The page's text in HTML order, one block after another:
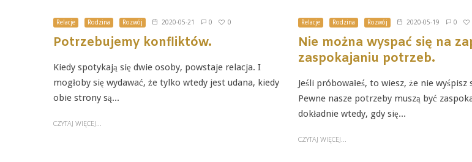
Relacje Rodzina Rozwój 2020-05-21 0 0
Potrzebujemy konfliktów.
Kiedy spotykają się dwie osoby, powstaje relacja. I
mogłoby się wydawać, że tylko wtedy jest udana, kiedy
obie strony są...
CZYTAJ WIĘCEJ...
Relacje Rodzina Rozwój 2020-05-19 0
Nie można wyspać się na
zaspokajaniu potrzeb.
Jeśli próbowałeś, to wiesz, że nie wyśpisz
Pewne nasze potrzeby muszą być
dokładnie wtedy, gdy się...
CZYTAJ WIĘCEJ...